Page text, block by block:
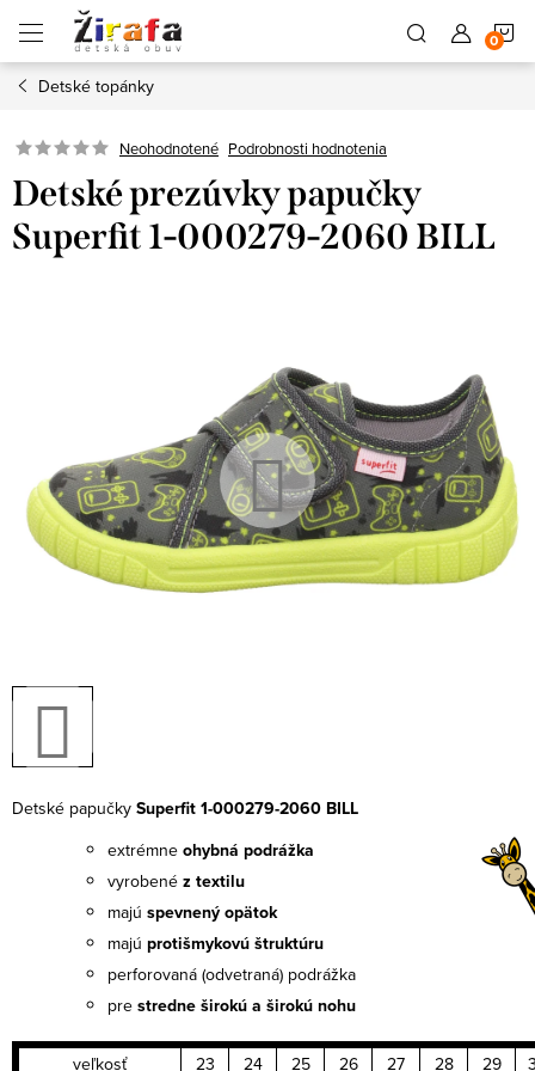
obsah
Detské topánky
Neohodnotené Podrobnosti hodnotenia
Detské prezúvky papučky
Superfit 1-000279-2060 BILL
Detské papučky Superfit 1-000279-2060 BILL
extrémne ohybná podrážka
vyrobené z textilu
majú spevnený opätok
majú protišmykovú štruktúru
perforovaná (odvetraná) podrážka
pre stredne širokú a širokú nohu
veľkosť 23 24 25 26 27 28 29